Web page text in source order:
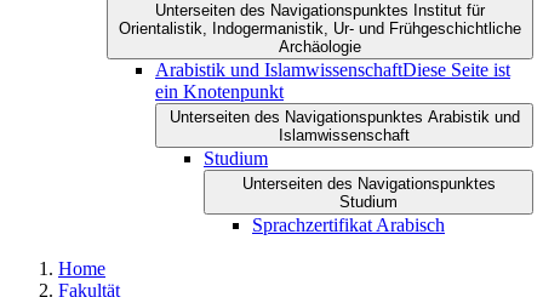
Unterseiten des Navigationspunktes Institut für
Orientalistik, Indogermanistik, Ur- und Frühgeschichtliche
Archäologie
Arabistik und IslamwissenschaftDiese Seite ist
ein Knotenpunkt
Unterseiten des Navigationspunktes Arabistik und
Islamwissenschaft
Studium
Unterseiten des Navigationspunktes
Studium
Sprachzertifikat Arabisch
Home
Fakultät